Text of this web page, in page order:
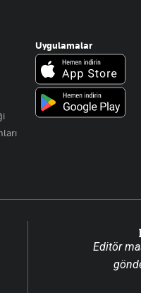
Uygulamalar
Editör